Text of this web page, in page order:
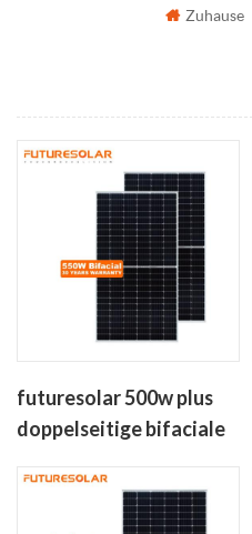
Zuhause
futuresolar 500w plus
doppelseitige bifaciale
großem Panel 525w-